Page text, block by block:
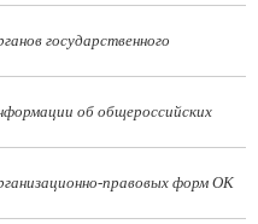
государственного
об общероссийских
правовых форм ОК